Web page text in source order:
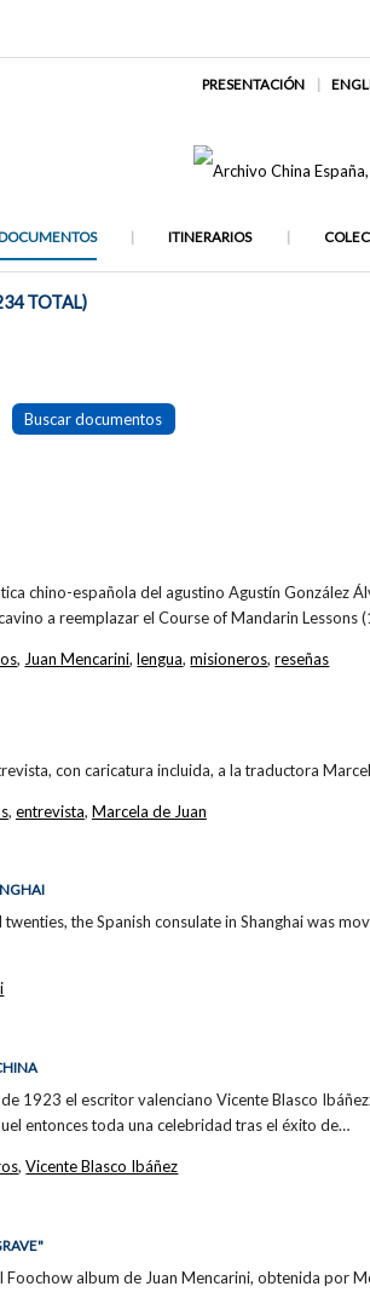
PRESENTACIÓN
ITINERARIOS
TOTAL)
Buscar documentos
chino-española del agustino Agustín González
a reemplazar el Course of Mandarin
, Juan Mencarini,lengua,misioneros,reseñas
con caricatura incluida, a la traductora
, entrevista, Marcela de Juan
twenties, the Spanish consulate in Shanghai was
1923 el escritor valenciano Vicente Blasco
entonces toda una celebridad tras el éxito de…
,Vicente Blasco Ibáñez
Foochow album de Juan Mencarini, obtenida por